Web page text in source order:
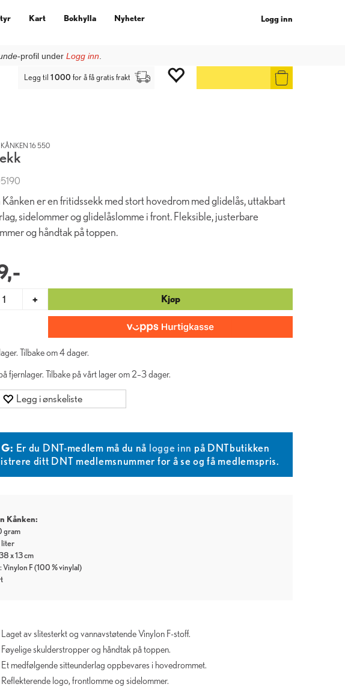
Logg inn
-profil under Logg inn
Kart Bokhylla Nyheter
Legg til 1 000 for å få gratis frakt
16 550
er en fritidssekk med stort hovedrom med glidelås, uttakbart
sidelommer og glidelåslomme i front. Fleksible, justerbare
og håndtak på toppen.
+ Kjøp
Tilbake om4dager.
fjernlager. Tilbake på vårt lager om 2–3 dager.
Legg i ønskeliste
Er du DNT-medlem må du nå logge inn på DNTbutikken
ditt DNT medlemsnummer for å se og få medlemspris.
Kånken:
gram
liter
x 13 cm
Vinylon F (100 % vinylal)
Laget av slitesterkt og vannavstøtende Vinylon F-stoff.
Føyelige skulderstropper og håndtak på toppen.
Et medfølgende sitteunderlag oppbevares i hovedrommet.
Reflekterende logo, frontlomme og sidelommer.